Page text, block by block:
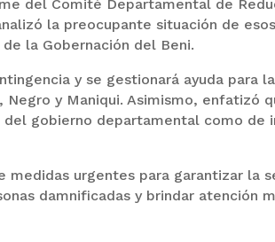
del Comité Departamental de
la preocupante situación de
la Gobernación del Beni.
y se gestionará ayuda para
y Maniqui. Asimismo, enfatizó
gobierno departamental como de
urgentes para garantizar la
damnificadas y brindar atención